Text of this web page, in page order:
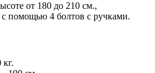
от 180 до 210 см.,
помощью 4 болтов с ручками.
кг.